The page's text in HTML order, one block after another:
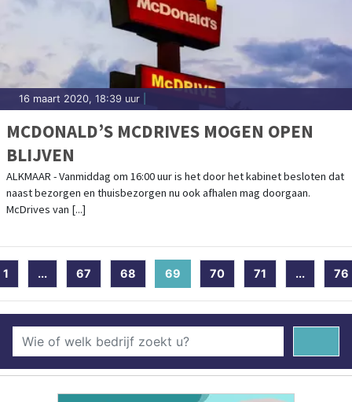
16 maart 2020, 18:39 uur
MCDONALD’S MCDRIVES MOGEN OPEN
BLIJVEN
ALKMAAR - Vanmiddag om 16:00 uur is het door het kabinet besloten dat
naast bezorgen en thuisbezorgen nu ook afhalen mag doorgaan.
McDrives van [...]
1 ... 67 68 69 (current)
70 71 ... 76